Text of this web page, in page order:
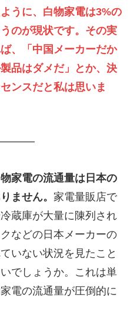
うに、白物家電は3%の
のが現状です。その実
、「中国メーカーだか
品はダメだ」とか、決
ンスだと私は思いま
家電の流通量は日本の
ません。 家電量販店で
蔵庫が大量に陳列され
などの日本メーカーの
いない状況を見たこと
でしょうか。これは単
電の流通量が圧倒的に